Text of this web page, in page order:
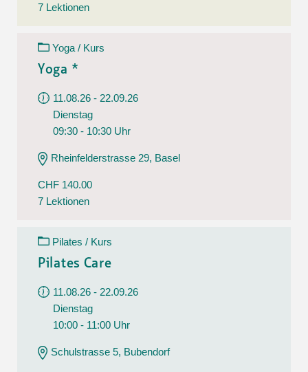
7 Lektionen
Yoga / Kurs
Yoga *
11.08.26 - 22.09.26
Dienstag
09:30 - 10:30 Uhr
Rheinfelderstrasse 29, Basel
CHF 140.00
7 Lektionen
Pilates / Kurs
Pilates Care
11.08.26 - 22.09.26
Dienstag
10:00 - 11:00 Uhr
Schulstrasse 5, Bubendorf